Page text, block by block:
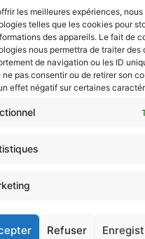
les meilleures expériences,
telles que les cookies pour
des appareils. Le fait de
nous permettra de traiter des
de navigation ou les ID
ne pas consentir ou de retirer son
effet négatif sur certaines
Refuser